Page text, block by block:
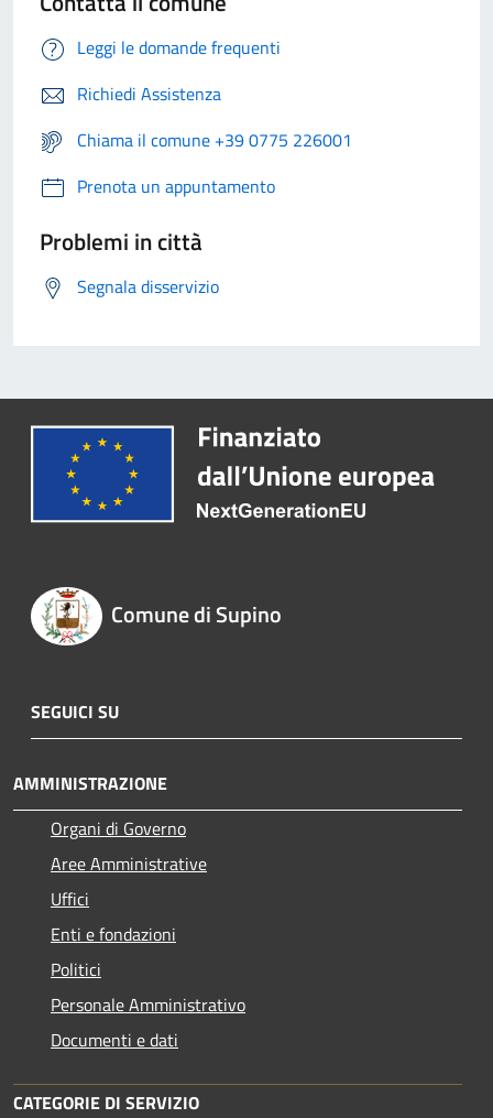
Leggi le domande frequenti
Richiedi Assistenza
Chiama il comune +39 0775 226001
Prenota un appuntamento
Problemi in città
Segnala disservizio
Comune di Supino
SEGUICI SU
AMMINISTRAZIONE
Organi di Governo
Aree Amministrative
Uffici
Enti e fondazioni
Politici
Personale Amministrativo
Documenti e dati
CATEGORIE DI SERVIZIO